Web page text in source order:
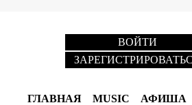
ВОЙТИ
ГЛАВНАЯ MUSIC АФИША